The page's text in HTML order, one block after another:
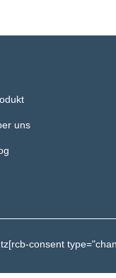
uns
[rcb-consent